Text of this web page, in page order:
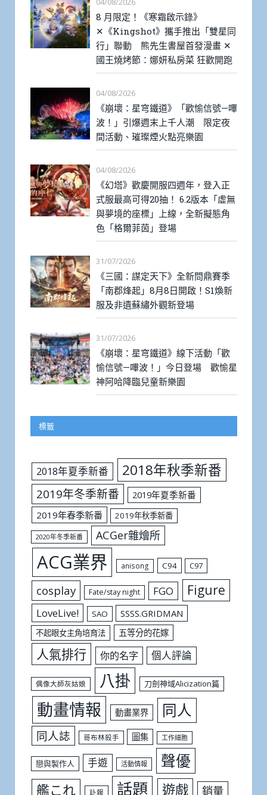
8 月限定！《寒霜啟示錄》
✕《Kingshot》攜手推出「雙星同
行」聯動 熊先生書屋首發漫畫 ✕
國王燒烤節：娜妍私房菜 狂歡開跑
04/08/2026
《崩壞：星穹鐵道》「歡愉信號—嗶
波！」引爆週末上千人潮 限定夜
間活動、璀璨煙火點亮樂園
04/08/2026
《幻塔》歡慶開服四週年，登入正
式服最高可得20抽！ 6.2版本「虛無
與夢境的座標」上線，全新擬態角
色「格爾菲茵」登場
31/07/2026
《三國：謀定天下》全新問鼎賽季
「南郡烽起」8月8日開啟！S1煥新
服及非遺蘇繡外觀新登場
31/07/2026
《崩壞：星穹鐵道》線下活動「歡
愉信號—嗶波！」今日登場 歡愉星
神阿哈降臨兒童新樂園
標籤
2018年夏季新番 2018年秋季新番
2019年冬季新番
2019年夏季新番
2019年春季新番
2019年秋季新番
2020年冬季新番 ACGer雜燴所
ACG業界 anisong C94 C97
cosplay Fate/stay night FGO Figure
LoveLive! SAO SSSS.GRIDMAN
不起眼女主角培育法 五等分的花嫁
人氣排行 你的名字 個人評論
偶像大師灰姑娘 八掛 刀劍神域Alicization篇
動畫情報 動畫業界 同人
同人誌 哥布林殺手 圖集 工作細胞
戀與製作人 手遊 活動情報 聲優
艦これ 訃報 話題 遊戲 銷量